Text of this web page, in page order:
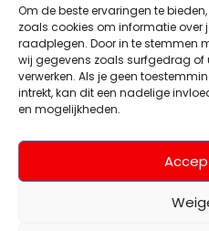
Om de beste ervaringen te
zoals cookies om informatie
raadplegen. Door in te stemmen
wij gegevens zoals surfgedrag of
verwerken. Als je geen
intrekt, kan dit een nadelige
en mogelijkheden.
Contact
Account
Mijn account
Wenslijst